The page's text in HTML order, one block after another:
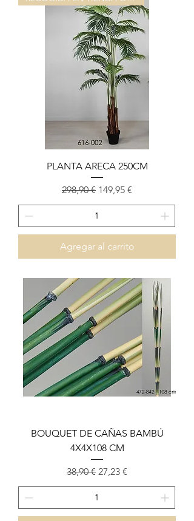
PLANTA ARECA 250CM
Precio
298,90 € Precio de oferta
149,95 €
Agregar al carrito
BOUQUET DE CAÑAS BAMBÚ
4X4X108 CM
Precio
38,90 € Precio de oferta
27,23 €